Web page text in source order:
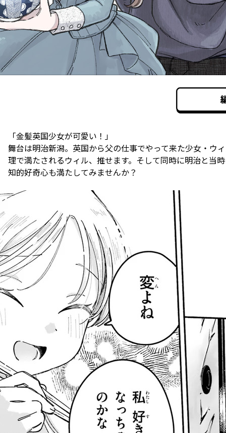
「金髪英国少女が可愛い！」
舞台は明治新潟。英国から父の仕事でやって来た少女・ウ
理で満たされるウィル、推せます。そして同時に明治と当
知的好奇心も満たしてみませんか？